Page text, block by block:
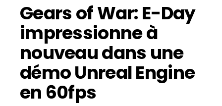
Gears of War: E-Day
impressionne à
nouveau dans une
démo Unreal Engine
en 60fps